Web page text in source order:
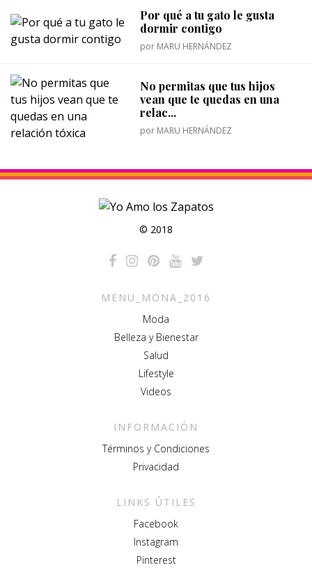
Por qué a tu gato le gusta
dormir contigo
por MARU HERNÁNDEZ
No permitas que tus hijos
vean que te quedas en una
relac...
por MARU HERNÁNDEZ
© 2018
MENU_MONA_2016
Moda
Belleza y Bienestar
Salud
Lifestyle
Videos
INFORMACIÓN
Términos y Condiciones
Privacidad
LINKS ÚTILES
Facebook
Instagram
Pinterest